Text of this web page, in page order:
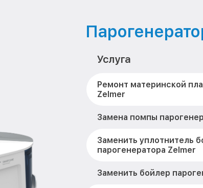
Услуга
Ремонт материнской
Zelmer
Замена помпы
Заменить уплотнитель
парогенератора Zelmer
Заменить бойлер